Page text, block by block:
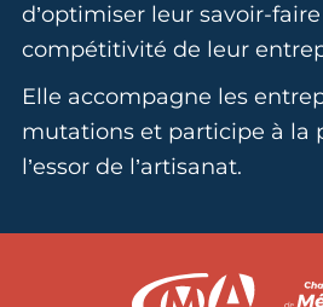
d’optimiser leur savoir-
compétitivité de leur
Elle accompagne les
mutations et participe à la
l’essor de l’artisanat.